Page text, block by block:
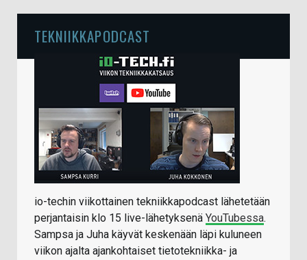
TEKNIIKKAPODCAST
io-techin viikottainen tekniikkapodcast lähetetään
perjantaisin klo 15 live-lähetyksenä YouTubessa.
Sampsa ja Juha käyvät keskenään läpi kuluneen
viikon ajalta ajankohtaiset tietotekniikka- ja